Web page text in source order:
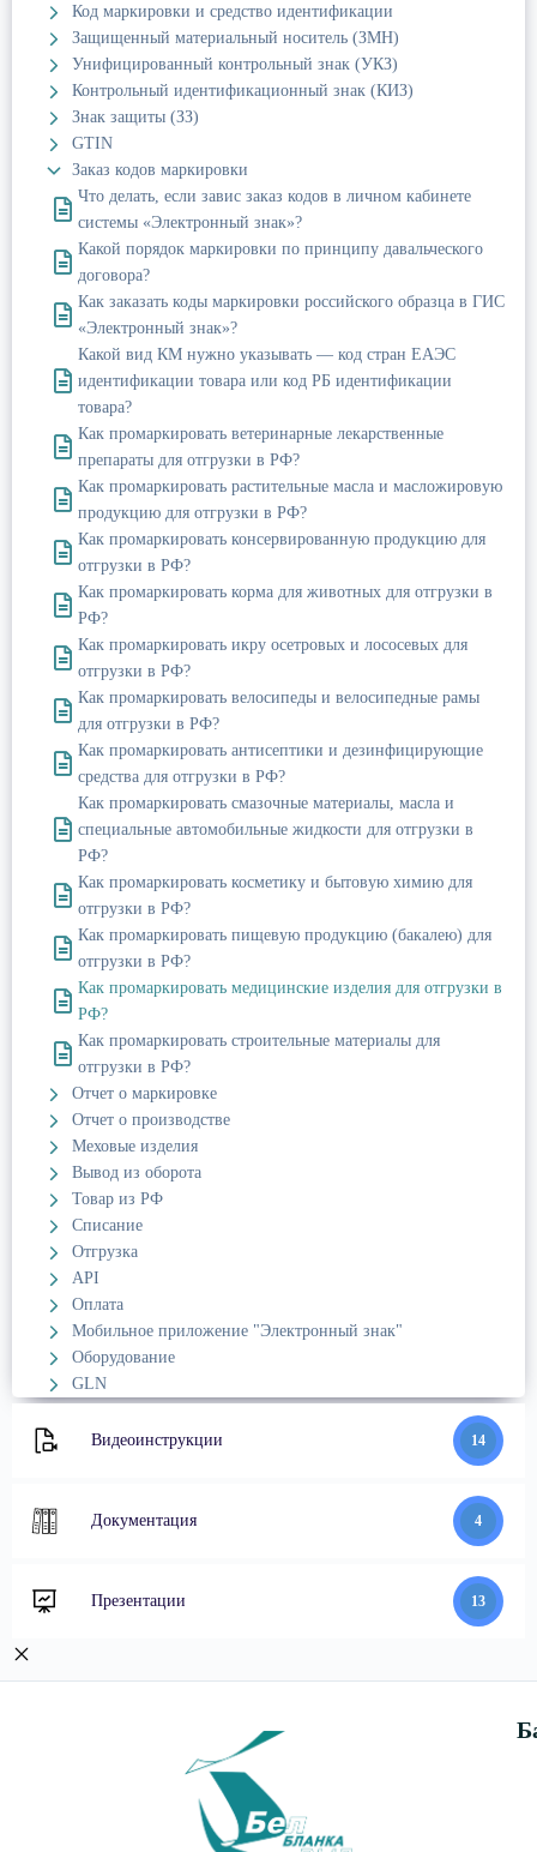
Код маркировки и средство идентификации
Защищенный материальный носитель (ЗМН)
Унифицированный контрольный знак (УКЗ)
Контрольный идентификационный знак (КИЗ)
Знак защиты (ЗЗ)
GTIN
Заказ кодов маркировки
Что делать, если завис заказ кодов в личном кабинете
системы «Электронный знак»?
Какой порядок маркировки по принципу давальческого
договора?
Как заказать коды маркировки российского образца в ГИС
«Электронный знак»?
Какой вид КМ нужно указывать — код стран ЕАЭС
идентификации товара или код РБ идентификации
товара?
Как промаркировать ветеринарные лекарственные
препараты для отгрузки в РФ?
Как промаркировать растительные масла и масложировую
продукцию для отгрузки в РФ?
Как промаркировать консервированную продукцию для
отгрузки в РФ?
Как промаркировать корма для животных для отгрузки в
РФ?
Как промаркировать икру осетровых и лососевых для
отгрузки в РФ?
Как промаркировать велосипеды и велосипедные рамы
для отгрузки в РФ?
Как промаркировать антисептики и дезинфицирующие
средства для отгрузки в РФ?
Как промаркировать смазочные материалы, масла и
специальные автомобильные жидкости для отгрузки в
РФ?
Как промаркировать косметику и бытовую химию для
отгрузки в РФ?
Как промаркировать пищевую продукцию (бакалею) для
отгрузки в РФ?
Как промаркировать медицинские изделия для отгрузки в
РФ?
Как промаркировать строительные материалы для
отгрузки в РФ?
Отчет о маркировке
Отчет о производстве
Меховые изделия
Вывод из оборота
Товар из РФ
Списание
Отгрузка
API
Оплата
Мобильное приложение "Электронный знак"
Оборудование
GLN
Видеоинструкции 14
Документация 4
Презентации 13